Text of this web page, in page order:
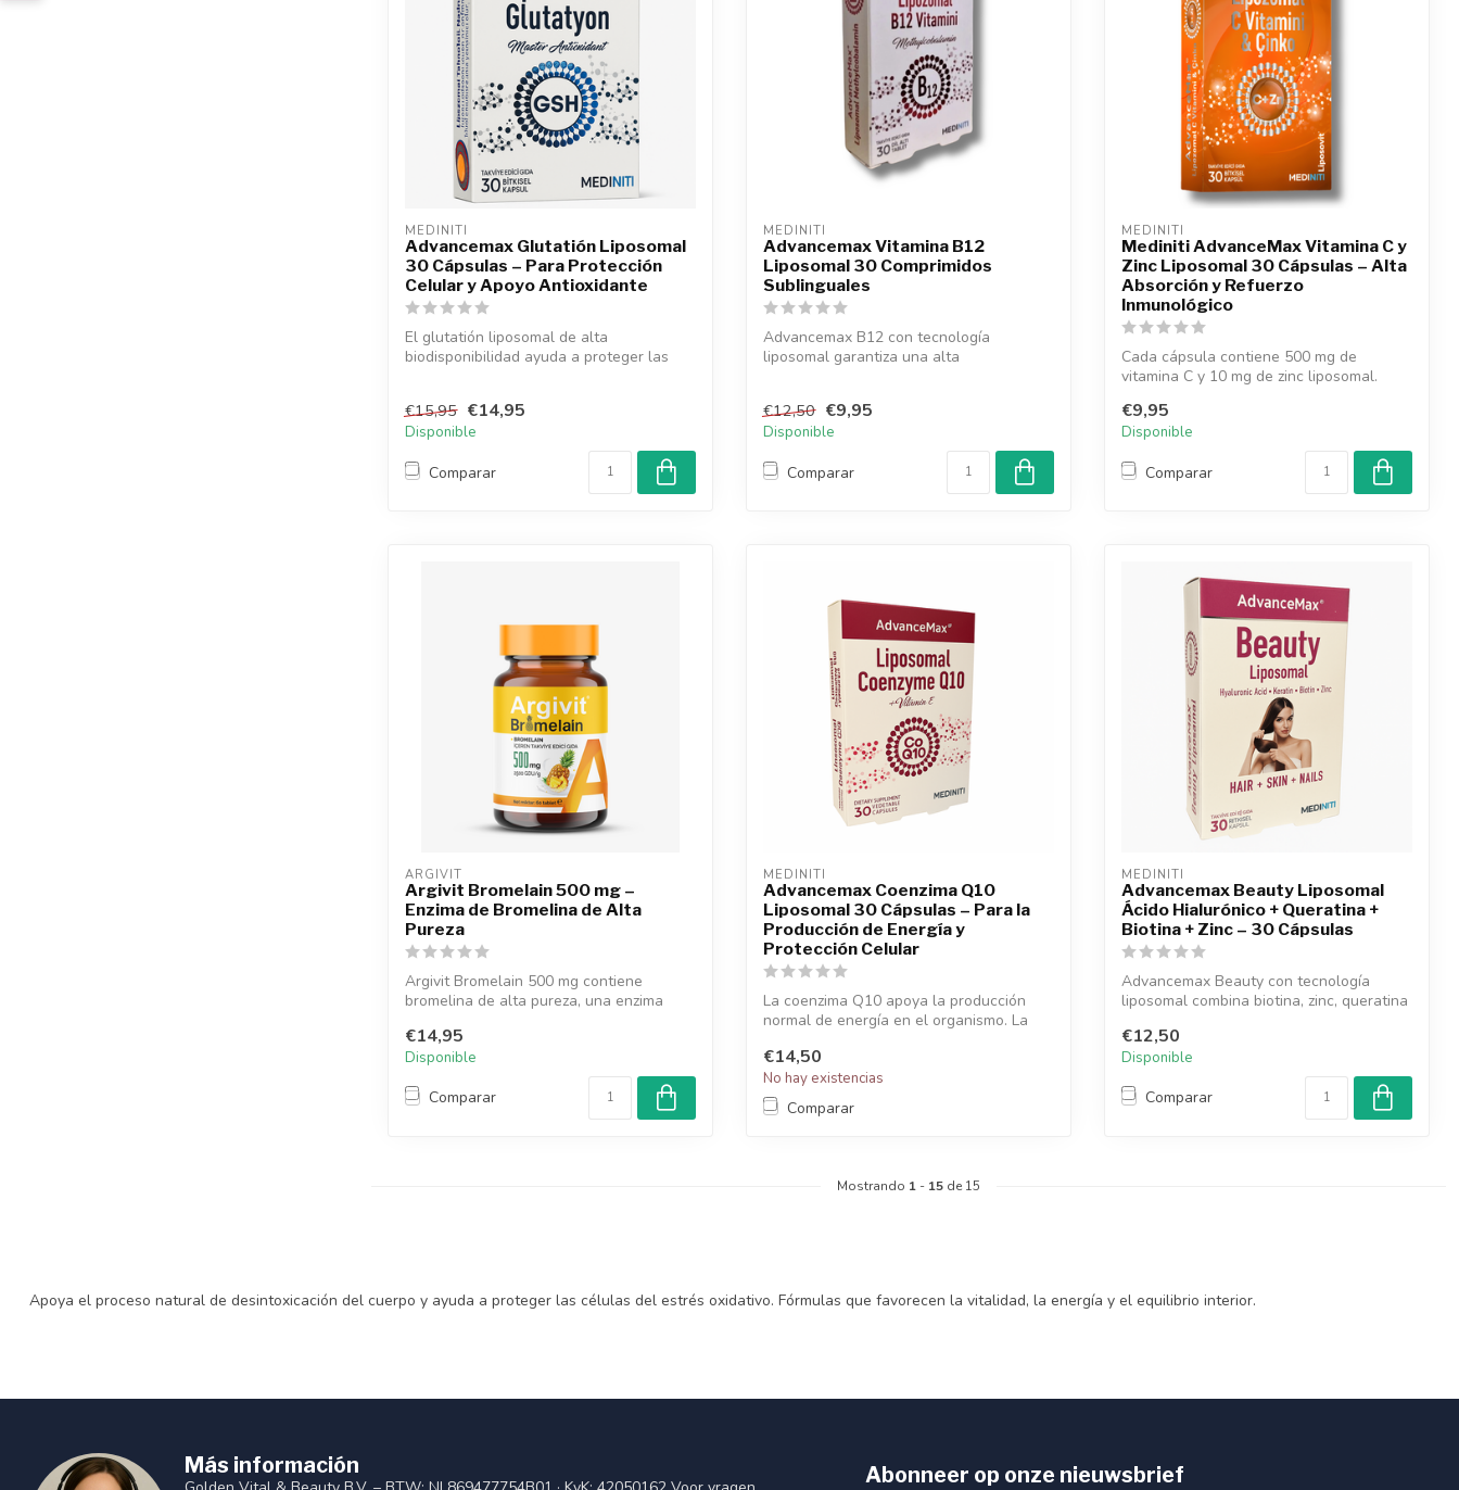
MEDINITI
Advancemax Glutatión Liposomal
30 Cápsulas – Para Protección
Celular y Apoyo Antioxidante
El glutatión liposomal de alta
biodisponibilidad ayuda a proteger las
€15,95 €14,95
Disponible
Comparar
MEDINITI
Advancemax Vitamina B12
Liposomal 30 Comprimidos
Sublinguales
Advancemax B12 con tecnología
liposomal garantiza una alta
€12,50 €9,95
Disponible
Comparar
MEDINITI
Mediniti AdvanceMax Vitamina C y
Zinc Liposomal 30 Cápsulas – Alta
Absorción y Refuerzo
Inmunológico
Cada cápsula contiene 500 mg de
vitamina C y 10 mg de zinc liposomal.
€9,95
Disponible
Comparar
ARGIVIT
Argivit Bromelain 500 mg –
Enzima de Bromelina de Alta
Pureza
Argivit Bromelain 500 mg contiene
bromelina de alta pureza, una enzima
€14,95
Disponible
Comparar
MEDINITI
Advancemax Coenzima Q10
Liposomal 30 Cápsulas – Para la
Producción de Energía y
Protección Celular
La coenzima Q10 apoya la producción
normal de energía en el organismo. La
€14,50
No hay existencias
Comparar
MEDINITI
Advancemax Beauty Liposomal
Ácido Hialurónico + Queratina +
Biotina + Zinc – 30 Cápsulas
Advancemax Beauty con tecnología
liposomal combina biotina, zinc, queratina
€12,50
Disponible
Comparar
Mostrando 1 - 15 de 15
Apoya el proceso natural de desintoxicación del cuerpo y ayuda a proteger las células del estrés oxidativo. Fórmulas que favorecen la vitalidad, la energía y el equilibrio interior.
Más información Abonneer op onze nieuwsbrief